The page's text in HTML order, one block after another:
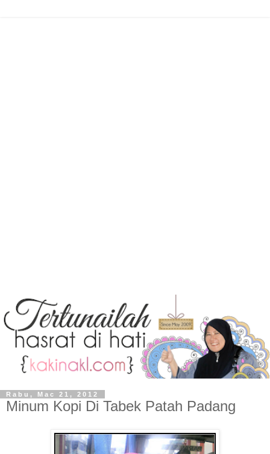
Rabu, Mac 21, 2012
Minum Kopi Di Tabek Patah Padang